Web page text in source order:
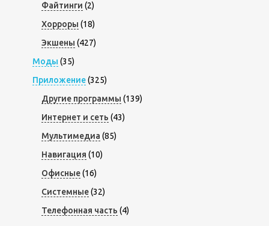
Файтинги (2)
Хорроры (18)
Экшены (427)
Моды (35)
Приложение(325)
Другие программы (139)
Интернет и сеть (43)
Мультимедиа (85)
Навигация (10)
Офисные(16)
Системные(32)
Телефонная часть (4)